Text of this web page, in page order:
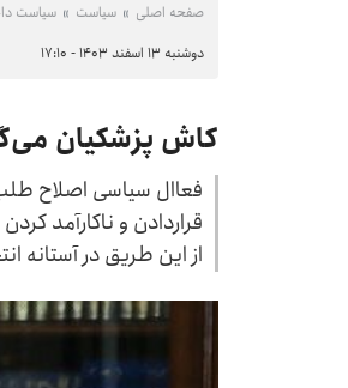
صفحه اصلی سیاست سیاست
دوشنبه ۱۳ اسفند ۱۴۰۳ - ۱۷:۱۰
کاش پزشکیان
فعاال سیاسی اصلاح
قراردادن و ناکارآمد
از این طریق در آستانه